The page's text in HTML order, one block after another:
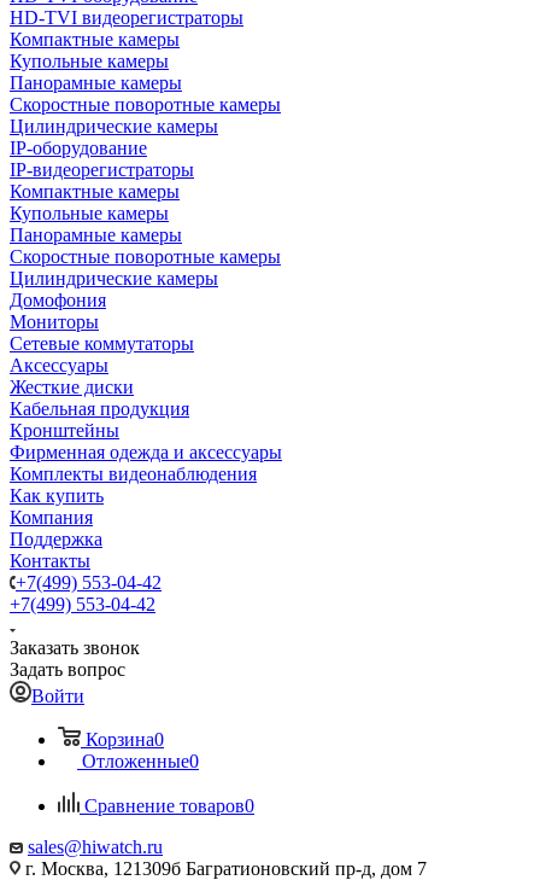
HD-TVI видеорегистраторы
Компактные камеры
Купольные камеры
Панорамные камеры
Скоростные поворотные камеры
Цилиндрические камеры
IP-оборудование
IP-видеорегистраторы
Компактные камеры
Купольные камеры
Панорамные камеры
Скоростные поворотные камеры
Цилиндрические камеры
Домофония
Мониторы
Сетевые коммутаторы
Аксессуары
Жесткие диски
Кабельная продукция
Кронштейны
Фирменная одежда и аксессуары
Комплекты видеонаблюдения
Как купить
Компания
Поддержка
Контакты
+7(499) 553-04-42
+7(499) 553-04-42
Заказать звонок
Задать вопрос
Войти
Корзина0
Отложенные0
Сравнение товаров0
sales@hiwatch.ru
г. Москва, 121309б Багратионовский пр-д, дом 7